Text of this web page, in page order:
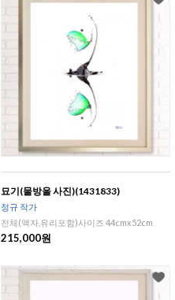
묘기(물방울 사진)(1431833)
정규 작가
전체(액자,유리포함)사이즈 44cmx52cm
215,000원